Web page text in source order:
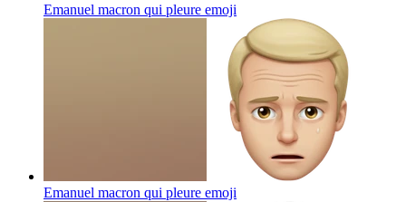
Emanuel macron qui pleure emoji
Emanuel macron qui pleure emoji